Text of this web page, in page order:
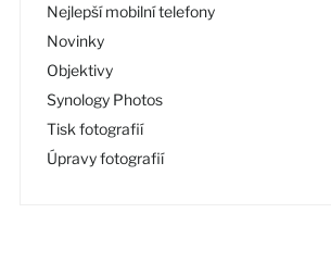
Nejlepší mobilní telefony
Novinky
Objektivy
Synology Photos
Tisk fotografií
Úpravy fotografií